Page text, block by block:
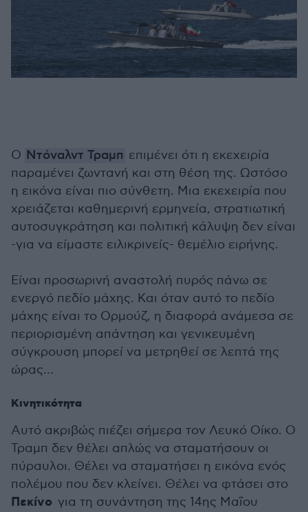
Ο Ντόναλντ Τραμπ επιμένει ότι η εκεχειρία
παραμένει ζωντανή και στη θέση της. Ωστόσο
η εικόνα είναι πιο σύνθετη. Μια εκεχειρία που
χρειάζεται καθημερινή ερμηνεία, στρατιωτική
αυτοσυγκράτηση και πολιτική κάλυψη δεν είναι
-για να είμαστε ειλικρινείς- θεμέλιο ειρήνης.
Είναι προσωρινή αναστολή πυρός πάνω σε
ενεργό πεδίο μάχης. Και όταν αυτό το πεδίο
μάχης είναι το Ορμούζ, η διαφορά ανάμεσα σε
περιορισμένη απάντηση και γενικευμένη
σύγκρουση μπορεί να μετρηθεί σε λεπτά της
ώρας…
Κινητικότητα
Αυτό ακριβώς πιέζει σήμερα τον Λευκό Οίκο. Ο
Τραμπ δεν θέλει απλώς να σταματήσουν οι
πύραυλοι. Θέλει να σταματήσει η εικόνα ενός
πολέμου που δεν κλείνει. Θέλει να φτάσει στο
Πεκίνο για τη συνάντηση της 14ης Μαΐου